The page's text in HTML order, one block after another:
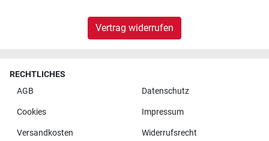
Vertrag widerrufen
RECHTLICHES
AGB
Datenschutz
Cookies Impressum
Versandkosten Widerrufsrecht